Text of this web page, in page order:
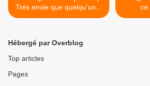
Très envie que quelqu’un...
Hébergé par Overblog
Top articles
Pages